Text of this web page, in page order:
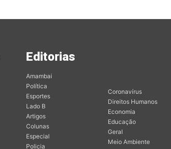
Editorias
Amambai
Política
Esportes
Lado B
Artigos
Colunas
Especial
Policia
Coronavírus
Direitos Humanos
Economia
Educação
Geral
Meio Ambiente